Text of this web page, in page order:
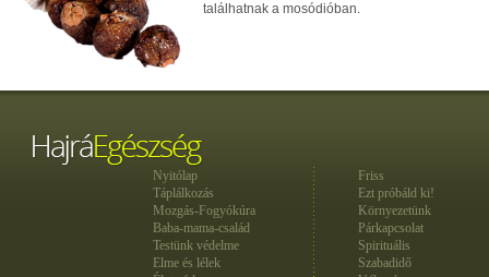
találhatnak a mosódióban.
Nyitólap
Táplálkozás
Mozgás-Fogyókúra
Baba-mama-család
Testünk védelme
Elme és lélek
Friss
Ezt próbáld ki!
Környezetünk
Párkapcsolat
Spirituális
Szabadidő